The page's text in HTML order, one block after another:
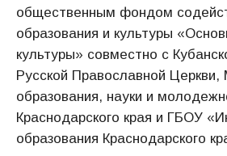
общественным фондом
образования и культуры
культуры» совместно с
Русской Православной Церкви,
образования, науки и
Краснодарского края и ГБОУ
образования Краснодарского